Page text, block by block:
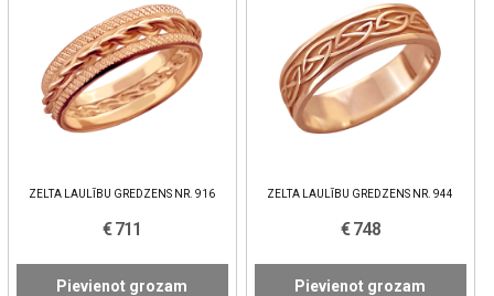
ZELTA LAULĪBU GREDZENS NR. 916
€ 711
Pievienot grozam
ZELTA LAULĪBU GREDZENS NR. 944
€ 748
Pievienot grozam